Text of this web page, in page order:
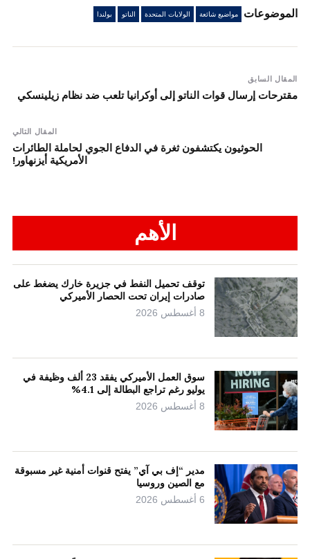
الموضوعات مواضيع شائعة الولايات المتحدة الناتو بولندا
المقال السابق
مقترحات إرسال قوات الناتو إلى أوكرانيا تلعب ضد نظام زيلينسكي
المقال التالي
الحوثيون يكتشفون ثغرة في الدفاع الجوي لحاملة الطائرات
الأمريكية أيزنهاور!
الأهم
توقف تحميل النفط في جزيرة خارك يضغط على
صادرات إيران تحت الحصار الأميركي
8 أغسطس 2026
سوق العمل الأميركي يفقد 23 ألف وظيفة في
يوليو رغم تراجع البطالة إلى 4.1%
8 أغسطس 2026
مدير “إف بي آي” يفتح قنوات أمنية غير مسبوقة
مع الصين وروسيا
6 أغسطس 2026